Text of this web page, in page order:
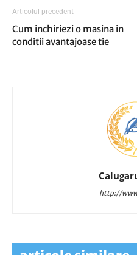
Articolul precedent
Cum inchiriezi o masina in
conditii avantajoase tie
http://